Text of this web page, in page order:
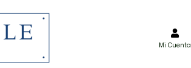
Mi Cuenta